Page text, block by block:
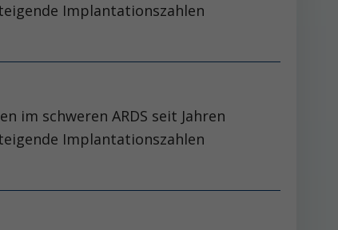
Implantationszahlen
im schweren ARDS seit Jahren
Implantationszahlen